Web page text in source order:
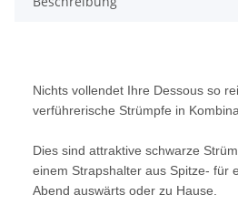
Nichts vollendet Ihre Dessous so
verführerische Strümpfe in
Dies sind attraktive schwarze
einem Strapshalter aus Spitze- für
Abend auswärts oder zu Hause.